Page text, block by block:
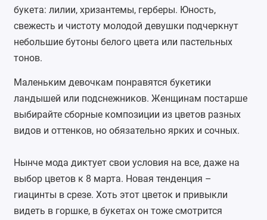
букета: лилии, хризантемы, герберы. Юность,
свежесть и чистоту молодой девушки подчеркнут
небольшие бутоны белого цвета или пастельных
тонов.
Маленьким девочкам понравятся букетики
ландышей или подснежников. Женщинам постарше
выбирайте сборные композиции из цветов разных
видов и оттенков, но обязательно ярких и сочных.
Нынче мода диктует свои условия на все, даже на
выбор цветов к 8 марта. Новая тенденция –
гиацинты в срезе. Хоть этот цветок и привыкли
видеть в горшке, в букетах он тоже смотрится